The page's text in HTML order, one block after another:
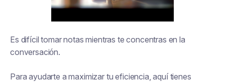
Es difícil tomar notas mientras te concentras en la
conversación.
Para ayudarte a maximizar tu eficiencia, aquí tienes